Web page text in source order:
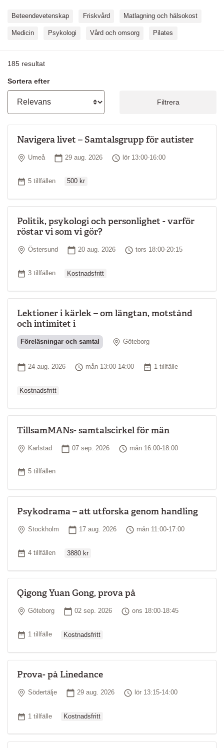
Beteendevetenskap Friskvård Matlagning och hälsokost
Medicin Psykologi Vård och omsorg Pilates
185 resultat
Sortera efter
Filtrera
Navigera livet – Samtalsgrupp för autister
Plats
Umeå Startdatum
29 aug. 2026 Tid
lör 13:00-16:00
Antal tillfällen
5 tillfällen 500 kr
Politik, psykologi och personlighet - varför
röstar vi som vi gör?
Plats
Östersund Startdatum
20 aug. 2026 Tid
tors 18:00-20:15
Antal tillfällen
3 tillfällen Kostnadsfritt
Lektioner i kärlek – om längtan, motstånd
och intimitet i
Föreläsningar och samtal Plats
Göteborg
Startdatum
24 aug. 2026 Tid
mån 13:00-14:00 Antal tillfällen
1 tillfälle
Kostnadsfritt
TillsamMANs- samtalscirkel för män
Plats
Karlstad Startdatum
07 sep. 2026 Tid
mån 16:00-18:00
Antal tillfällen
5 tillfällen
Psykodrama – att utforska genom handling
Plats
Stockholm Startdatum
17 aug. 2026 Tid
mån 11:00-17:00
Antal tillfällen
4 tillfällen 3880 kr
Qigong Yuan Gong, prova på
Plats
Göteborg Startdatum
02 sep. 2026 Tid
ons 18:00-18:45
Antal tillfällen
1 tillfälle Kostnadsfritt
Prova- på Linedance
Plats
Södertälje Startdatum
29 aug. 2026 Tid
lör 13:15-14:00
Antal tillfällen
1 tillfälle Kostnadsfritt